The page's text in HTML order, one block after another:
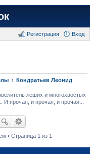
Вход
Регистрация
Кондратьев Леонид
леших и многохвостых
прочая, и прочая, и прочая...
• Страница 1 из 1